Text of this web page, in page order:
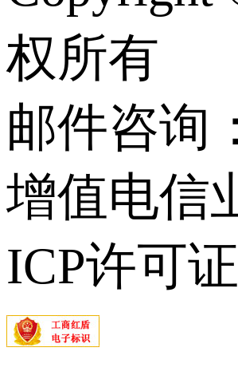
权所有
邮件咨询：
增值电信
ICP许可